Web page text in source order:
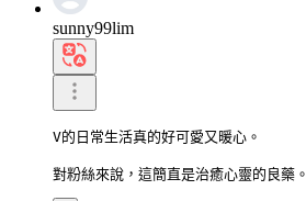
sunny99lim
V的日常生活真的好可愛又暖心。
對粉絲來說，這簡直是治癒心靈的良藥。